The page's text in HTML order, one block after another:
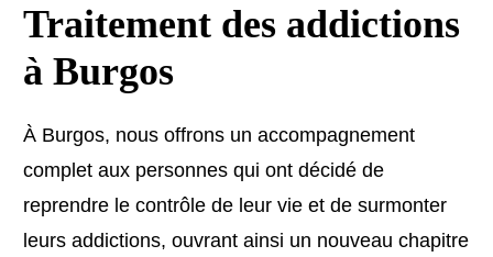
Traitement des addictions
à Burgos
À Burgos, nous offrons un accompagnement
complet aux personnes qui ont décidé de
reprendre le contrôle de leur vie et de surmonter
leurs addictions, ouvrant ainsi un nouveau chapitre